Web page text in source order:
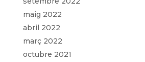
maig 2022
abril 2022
març 2022
octubre 2021